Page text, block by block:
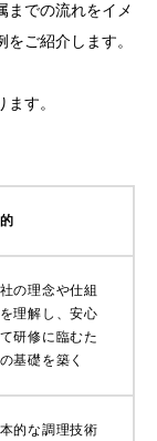
までの流れをイメ
ご紹介します。
す。
の理念や仕組
理解し、安心
研修に臨むた
基礎を築く
的な調理技術